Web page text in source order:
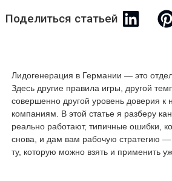
Поделиться статьей
Лидогенерация в Германии — это
Здесь другие правила игры, другой
совершенно другой уровень доверия к
компаниям. В этой статье я разберу
реально работают, типичные ошибки,
снова, и дам вам рабочую стратегию —
ту, которую можно взять и применить